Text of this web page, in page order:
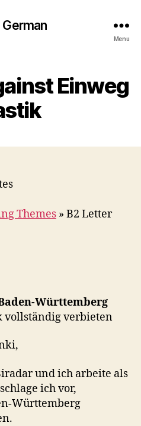
German
Menu
Einweg
Themes » B2 Letter
Württemberg
vollständig verbieten
und ich arbeite als
ich vor,
Württemberg